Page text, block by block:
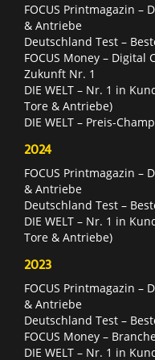
FOCUS Printmagazin –
& Antriebe
Deutschland Test –
FOCUS Money –
Zukunft Nr. 1
DIE WELT – Nr. 1 in
Tore & Antriebe)
DIE WELT – Preis-
2024
FOCUS Printmagazin –
& Antriebe
Deutschland Test –
DIE WELT – Nr. 1 in
Tore & Antriebe)
2023
FOCUS Printmagazin –
& Antriebe
Deutschland Test –
FOCUS Money –
DIE WELT – Nr. 1 in